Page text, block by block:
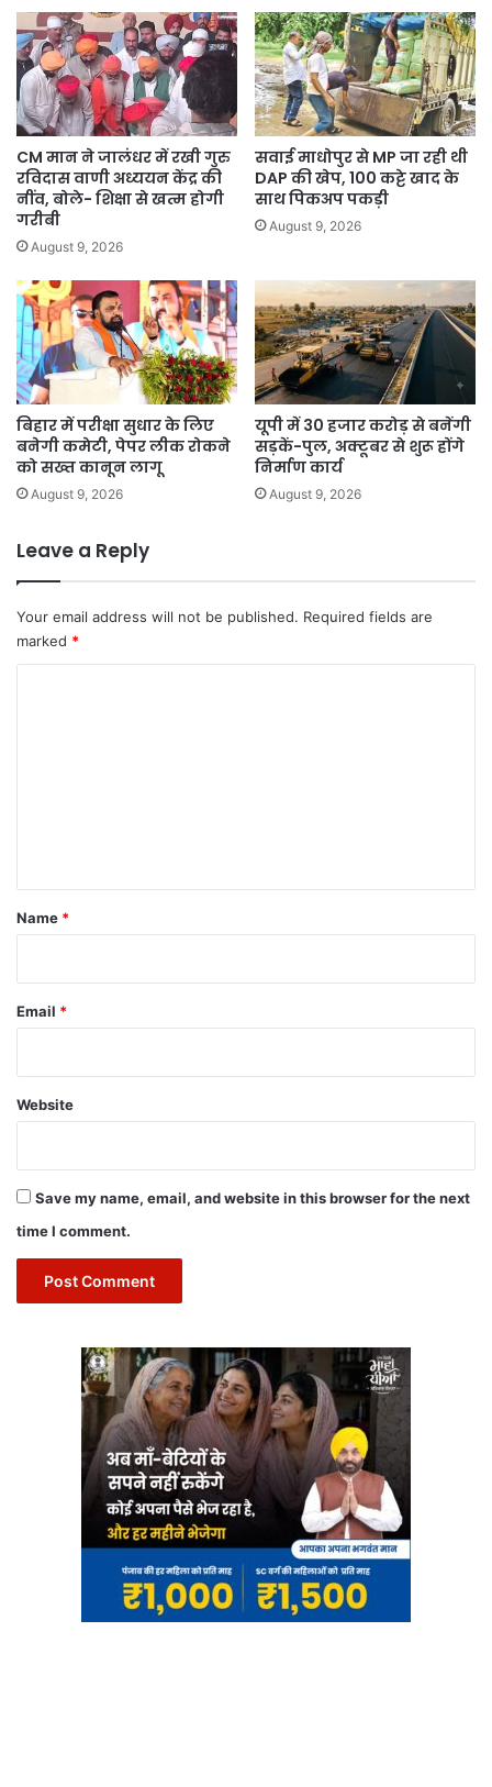
CM मान ने जालंधर में रखी गुरु
रविदास वाणी अध्ययन केंद्र की
नींव, बोले- शिक्षा से खत्म होगी
गरीबी
August 9, 2026
सवाई माधोपुर से MP जा रही थी
DAP की खेप, 100 कट्टे खाद के
साथ पिकअप पकड़ी
August 9, 2026
बिहार में परीक्षा सुधार के लिए
बनेगी कमेटी, पेपर लीक रोकने
को सख्त कानून लागू
August 9, 2026
यूपी में 30 हजार करोड़ से बनेंगी
सड़कें-पुल, अक्टूबर से शुरू होंगे
निर्माण कार्य
August 9, 2026
Leave a Reply
Your email address will not be published. Required fields are
marked *
*
Name *
Email *
Website
Save my name, email, and website in this browser for the next
time I comment.